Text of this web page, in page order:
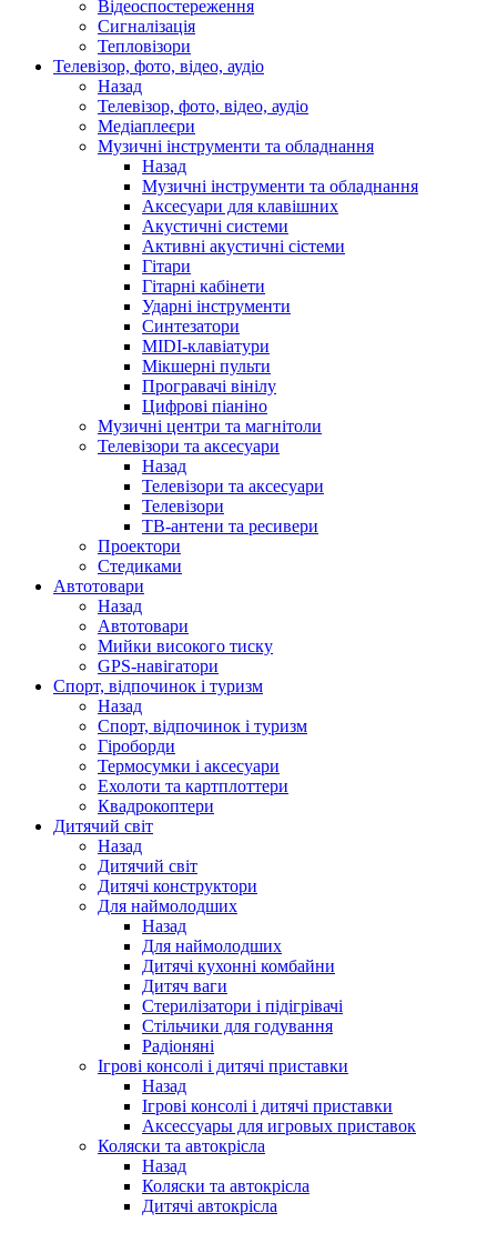
Відеоспостереження
Сигналізація
Тепловізори
Телевізор, фото, відео, аудіо
Назад
Телевізор, фото, відео, аудіо
Медіаплеєри
Музичні інструменти та обладнання
Назад
Музичні інструменти та обладнання
Аксесуари для клавішних
Акустичні системи
Активні акустичні сістеми
Гітари
Гітарні кабінети
Ударні інструменти
Синтезатори
MIDI-клавіатури
Мікшерні пульти
Програвачі вінілу
Цифрові піаніно
Музичні центри та магнітоли
Телевізори та аксесуари
Назад
Телевізори та аксесуари
Телевізори
ТВ-антени та ресивери
Проектори
Стедиками
Автотовари
Назад
Автотовари
Мийки високого тиску
GPS-навігатори
Спорт, відпочинок і туризм
Назад
Спорт, відпочинок і туризм
Гіроборди
Термосумки і аксесуари
Ехолоти та картплоттери
Квадрокоптери
Дитячий світ
Назад
Дитячий світ
Дитячі конструктори
Для наймолодших
Назад
Для наймолодших
Дитячі кухонні комбайни
Дитяч ваги
Стерилізатори і підігрівачі
Стільчики для годування
Радіоняні
Ігрові консолі і дитячі приставки
Назад
Ігрові консолі і дитячі приставки
Аксессуары для игровых приставок
Коляски та автокрісла
Назад
Коляски та автокрісла
Дитячі автокрісла